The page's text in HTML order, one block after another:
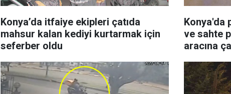
Konya’da itfaiye ekipleri çatıda
mahsur kalan kediyi kurtarmak için
seferber oldu
Konya'da
ve sahte
aracına